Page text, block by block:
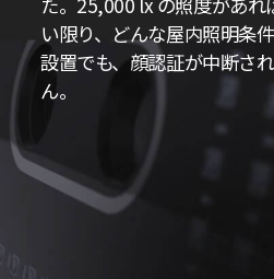
い限り、どんな屋内照明条
設置でも、顔認証が中断さ
ん。